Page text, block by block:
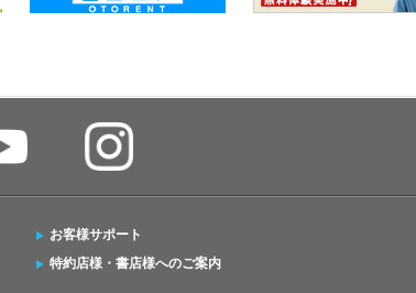
お客様サポート
特約店様・書店様へのご案内